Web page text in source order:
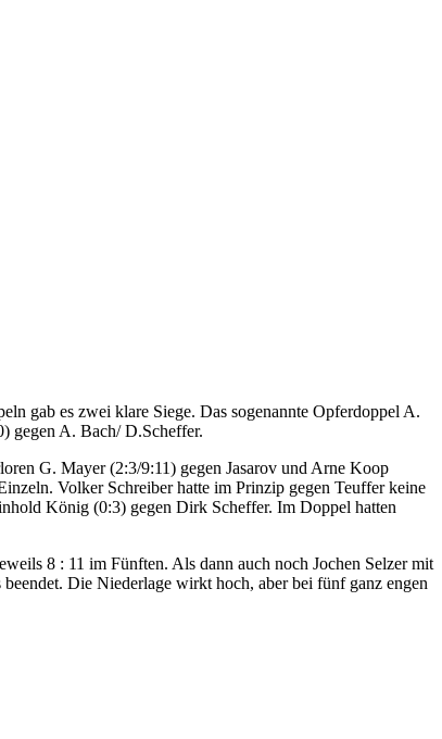
gab es zwei klare Siege. Das sogenannte Opferdoppel A.
gegen A. Bach/ D.Scheffer.
G. Mayer (2:3/9:11) gegen Jasarov und Arne Koop
Volker Schreiber hatte im Prinzip gegen Teuffer keine
König (0:3) gegen Dirk Scheffer. Im Doppel hatten
8 : 11 im Fünften. Als dann auch noch Jochen Selzer mit
Die Niederlage wirkt hoch, aber bei fünf ganz engen